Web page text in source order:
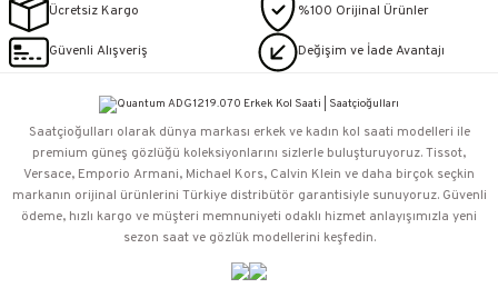
Ücretsiz Kargo %100 Orijinal Ürünler
Güvenli Alışveriş Değişim ve İade Avantajı
Saatçioğulları⁠ olarak dünya markası erkek ve kadın kol saati modelleri ile
premium güneş gözlüğü koleksiyonlarını sizlerle buluşturuyoruz. Tissot,
Versace, Emporio Armani, Michael Kors, Calvin Klein ve daha birçok seçkin
markanın orijinal ürünlerini Türkiye distribütör garantisiyle sunuyoruz. Güvenli
ödeme, hızlı kargo ve müşteri memnuniyeti odaklı hizmet anlayışımızla yeni
sezon saat ve gözlük modellerini keşfedin.